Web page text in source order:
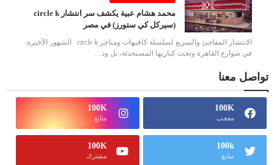
محمد هشام عبية يكشف سر انتشار circle k
(سيركل كي ستورز) في مصر
الانتشار المفاجئ والسريع لسلسلة كافيهات ومتاجر circle k الشهور الأخيرة
في شوارع القاهرة وتحت كباريها المستحدثة، بل ود…
تواصل معنا
100K
معجب
100K
متابع
100k
متابع
100K
مشترك